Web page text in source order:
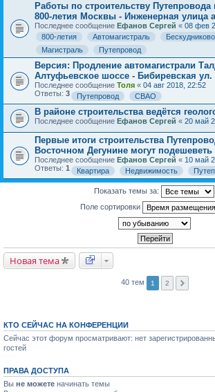
Работы по строительству Путепровода
800-летия Москвы - Инженерная улица
Последнее сообщение Ефанов Сергей « 08 фев
800-летия
Автомагистраль Бескудниково
Магистраль
Путепровод
Версия: Продление автомагистрали
Алтуфьевское шоссе - Бибиревская
Последнее сообщение Толя « 04 авг 2018, 22:52
Ответы: 3 Путепровод СВАО
В районе строительства ведётся
Последнее сообщение Ефанов Сергей « 20 май
Первые итоги строительства
Восточном Дегунине могут подешеветь
Последнее сообщение Ефанов Сергей « 10 май
Ответы: 1 Квартира Недвижимость
Показать темы за:
Поле сортировки
Новая тема
40 тем 1 2
КТО СЕЙЧАС НА КОНФЕРЕНЦИИ
Сейчас этот форум просматривают: нет
гостей
ПРАВА ДОСТУПА
Вы не можете начинать темы